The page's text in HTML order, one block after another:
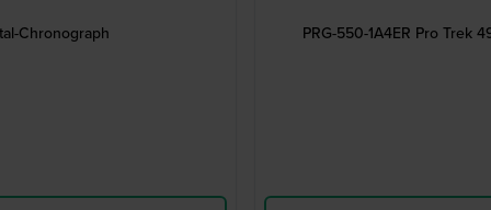
Chronograph PRG-550-1A4ER Pro Trek